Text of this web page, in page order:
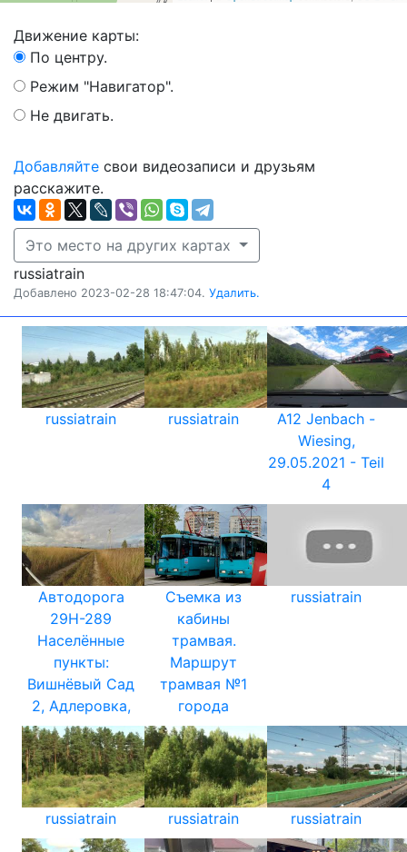
Движение карты:
По центру.
Режим "Навигатор".
Не двигать.
Добавляйте свои видеозаписи и друзьям
расскажите.
Это место на других картах
russiatrain
Добавлено 2023-02-28 18:47:04. Удалить.
russiatrain russiatrain
A12 Jenbach -
Wiesing,
29.05.2021 - Teil
4
Автодорога
29Н-289
Населённые
пункты:
Вишнёвый Сад
2, Адлеровка,
Съемка из
кабины
трамвая.
Маршрут
трамвая №1
города
russiatrain
russiatrain russiatrain russiatrain